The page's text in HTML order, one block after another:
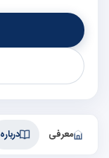
معرفی درباره